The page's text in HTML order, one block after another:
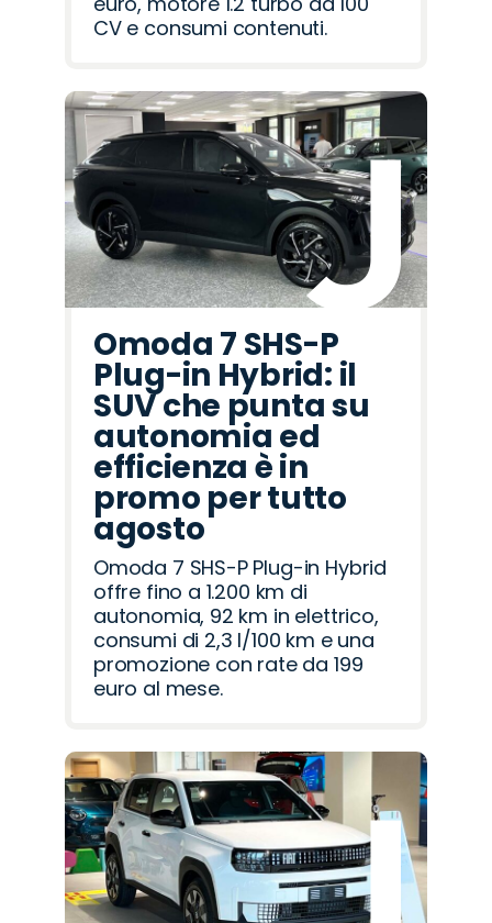
CV e consumi contenuti.
Omoda 7 SHS-P
Plug-in Hybrid: il
SUV che punta su
autonomia ed
efficienza è in
promo per tutto
agosto
Omoda 7 SHS-P Plug-in Hybrid
offre fino a 1.200 km di
autonomia, 92 km in elettrico,
consumi di 2,3 l/100 km e una
promozione con rate da 199
euro al mese.